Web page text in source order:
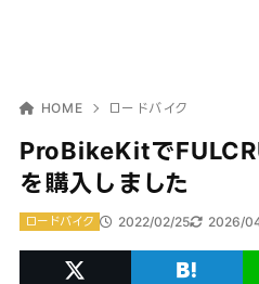
HOME ロードバイク
ProBikeKitで
を購入しました
2022/02/25 2026/
ロードバイク